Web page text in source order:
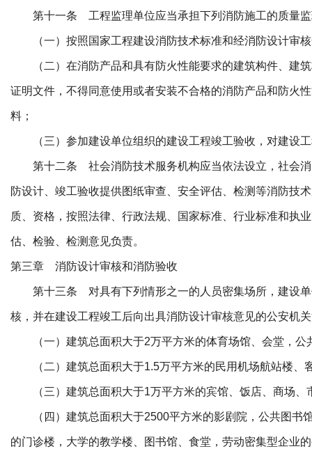
第十一条 工程监理单位应当承担下列消防施工的质量监
（一）按照国家工程建设消防技术标准和经消防设计审核
（二）在消防产品和具有防火性能要求的建筑构件、建筑
证明文件，不得同意使用或者安装不合格的消防产品和防火
料；
（三）参加建设单位组织的建设工程竣工验收，对建设工
第十二条 社会消防技术服务机构应当依法设立，社会消
防设计、竣工验收提供图纸审查、安全评估、检测等消防技
质、资格，按照法律、行政法规、国家标准、行业标准和执
估、检验、检测意见负责。
第三章 消防设计审核和消防验收
第十三条 对具有下列情形之一的人员密集场所，建设单
核，并在建设工程竣工后向出具消防设计审核意见的公安机
（一）建筑总面积大于2万平方米的体育场馆、会堂，公
（二）建筑总面积大于1.5万平方米的民用机场航站楼、
（三）建筑总面积大于1万平方米的宾馆、饭店、商场、
（四）建筑总面积大于2500平方米的影剧院，公共图书
的门诊楼，大学的教学楼、图书馆、食堂，劳动密集型企业